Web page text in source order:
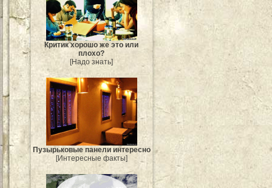
Критик хорошо же это или
плохо?
[Надо знать]
Пузырьковые панели интересно
[Интересные факты]